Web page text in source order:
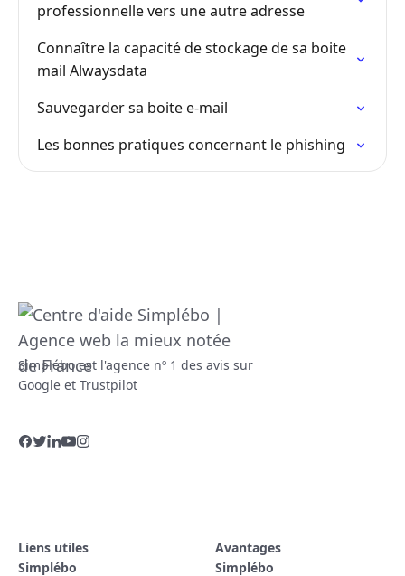
professionnelle vers une autre adresse
Connaître la capacité de stockage de sa boite
mail Alwaysdata
Sauvegarder sa boite e-mail
Les bonnes pratiques concernant le phishing
Simplébo est l'agence nº 1 des avis sur
Google et Trustpilot
Liens utiles
Simplébo
Avantages
Simplébo